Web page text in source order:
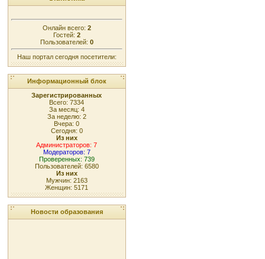
Онлайн всего: 2
Гостей: 2
Пользователей: 0
Наш портал сегодня посетители:
Информационный блок
Зарегистрированных
Всего: 7334
За месяц: 4
За неделю: 2
Вчера: 0
Сегодня: 0
Из них
Администраторов: 7
Модераторов: 7
Проверенных: 739
Пользователей: 6580
Из них
Мужчин: 2163
Женщин: 5171
Новости образования